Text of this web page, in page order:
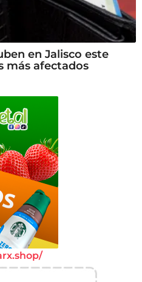
en Jalisco este
más afectados